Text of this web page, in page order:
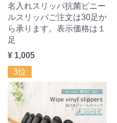
名入れスリッパ抗菌ビニー
ルスリッパご注文は30足か
ら承ります。表示価格は１
足
¥ 1,005
3位